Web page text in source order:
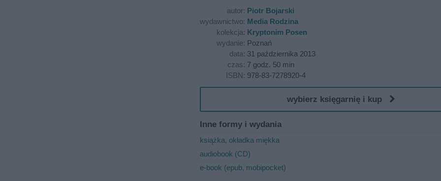
autor: Piotr Bojarski
wydawnictwo: Media Rodzina
kolekcja: Kryptonim Posen
wydanie: Poznań
data: 31 października 2013
czas: 7 godz. 50 min
ISBN: 978-83-7278920-4
wybierz księgarnię i kup
Inne formy i wydania
książka, okładka miękka
audiobook (CD)
e-book (epub, mobipocket)